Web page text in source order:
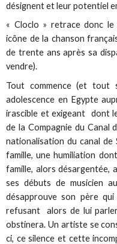
désignent et leur potentiel
« Cloclo » retrace donc le
icône de la chanson
de trente ans après sa
vendre).
Tout commence (et tout
adolescence en Egypte
irascible et exigeant dont
de la Compagnie du Canal
nationalisation du canal
famille, une humiliation
famille, alors désargentée,
ses débuts de musicien
désapprouve son père
refusant alors de lui
obstinera. Un artiste se
ci, ce silence et cette